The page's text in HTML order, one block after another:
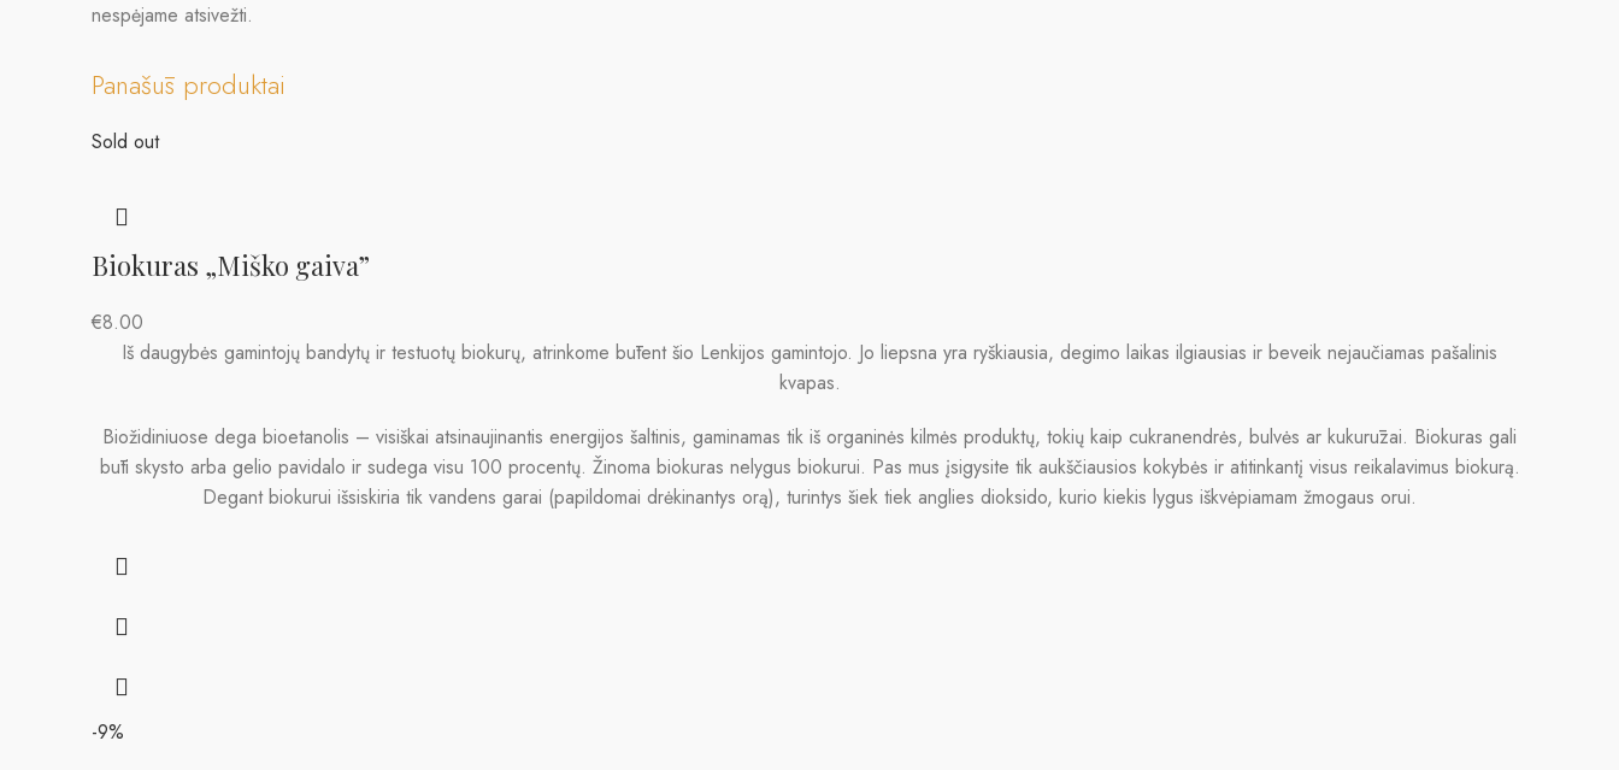
nespėjame atsivežti.
Panašūs produktai
Sold out
Biokuras „Miško gaiva”
€8.00
Iš daugybės gamintojų bandytų ir testuotų biokurų, atrinkome būtent šio Lenkijos gamintojo. Jo liepsna yra ryškiausia, degimo laikas ilgiausias ir beveik nejaučiamas pašalinis
kvapas.
Biožidiniuose dega bioetanolis – visiškai atsinaujinantis energijos šaltinis, gaminamas tik iš organinės kilmės produktų, tokių kaip cukranendrės, bulvės ar kukurūzai. Biokuras gali
būti skysto arba gelio pavidalo ir sudega visu 100 procentų. Žinoma biokuras nelygus biokurui. Pas mus įsigysite tik aukščiausios kokybės ir atitinkantį visus reikalavimus biokurą.
Degant biokurui išsiskiria tik vandens garai (papildomai drėkinantys orą), turintys šiek tiek anglies dioksido, kurio kiekis lygus iškvėpiamam žmogaus orui.
-9%